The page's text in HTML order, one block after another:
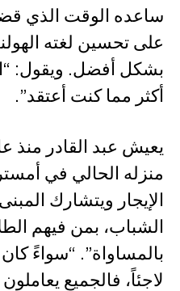
ساعده الوقت الذي
على تحسين لغته
بشكل أفضل. ويقول:
أكثر مما كنت أعتقد”.
يعيش عبد القادر منذ
منزله الحالي في
الإيجار ويتشارك
الشباب، بمن فيهم
بالمساواة”. “سواءً
لاجئاً، فالجميع